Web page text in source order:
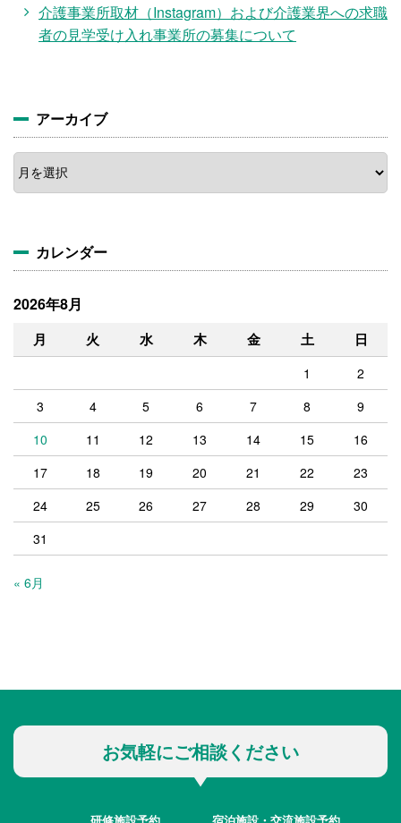
介護事業所取材（Instagram）および介護業界への求職
者の見学受け入れ事業所の募集について
アーカイブ
ア
ー
カ
カレンダー
2026年8月
月 火 水 木 金 土 日
1
2
3
4 5 6 7 8
9
10
11 12 13 14 15
16
17
18 19 20 21 22
23
24
25 26 27 28 29
30
31
« 6月
お気軽にご相談ください